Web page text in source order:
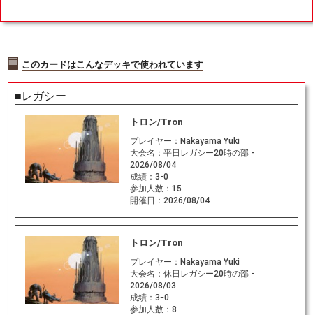
このカードはこんなデッキで使われています
■レガシー
トロン/Tron
プレイヤー： Nakayama Yuki
大会名： 平日レガシー20時の部 -
2026/08/04
成績： 3-0
参加人数： 15
開催日： 2026/08/04
トロン/Tron
プレイヤー： Nakayama Yuki
大会名： 休日レガシー20時の部 -
2026/08/03
成績： 3ｰ0
参加人数： 8